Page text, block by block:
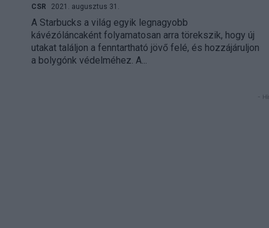
CSR 2021. augusztus 31.
A Starbucks a világ egyik legnagyobb
kávézóláncaként folyamatosan arra törekszik, hogy új
utakat találjon a fenntartható jövő felé, és hozzájáruljon
a bolygónk védelméhez. A...
-